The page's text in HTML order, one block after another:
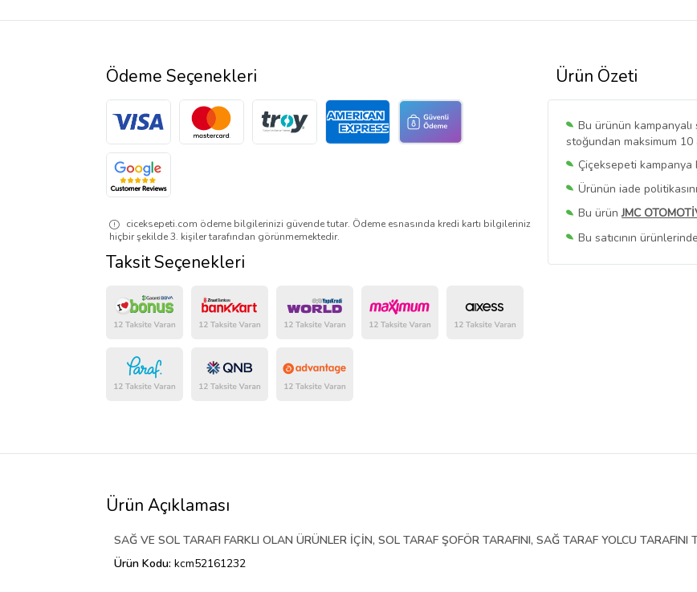
Ürün Özeti
Bu ürünün kampanyalı
stoğundan maksimum 10
Çiçeksepeti kampanya
Ürünün iade
Bu ürünJMC
Bu satıcının
Bu SatıcınınTüm
Ödeme Seçenekleri
ciceksepeti.com ödeme bilgilerinizi güvende tutar. Ödeme esnasında kredi kartı bilgileriniz
hiçbir şekilde 3. kişiler tarafından görünmemektedir.
Taksit Seçenekleri
Ürün Açıklaması
SAĞ VE SOL TARAFI FARKLI OLAN ÜRÜNLER İÇİN, SOL TARAF ŞOFÖR TARAFINI, SAĞ TARAF YOLCU TARAFINI
Ürün Kodu: kcm52161232